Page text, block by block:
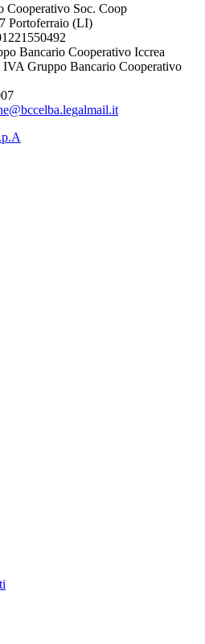
Cooperativo Soc. Coop
Portoferraio (LI)
Bancario Cooperativo Iccrea
IVA Gruppo Bancario Cooperativo